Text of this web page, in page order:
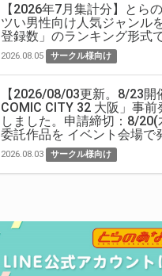
【2026年7月集計分】とら
ツい男性向け人気ジャンル
登録数」のランキング形式
2026.08.05 サークル様向け
【2026/08/03更新。8/23開
COMIC CITY 32 大阪」事
しました。申請締切：8/
委託作品を イベント会場で
2026.08.03 サークル様向け